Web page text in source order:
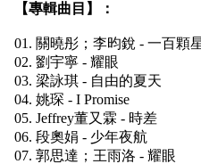
【專輯曲目】：
01. 關曉彤；李昀銳 - 一百顆
02. 劉宇寧 - 耀眼
03. 梁詠琪 - 自由的夏天
04. 姚琛 - I Promise
05. Jeffrey董又霖 - 時差
06. 段奧娟 - 少年夜航
07. 郭思達；王雨洛 - 耀眼